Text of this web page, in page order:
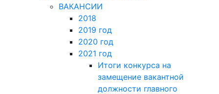
ВАКАНСИИ
2018
2019 год
2020 год
2021 год
Итоги конкурса на
замещение вакантной
должности главного